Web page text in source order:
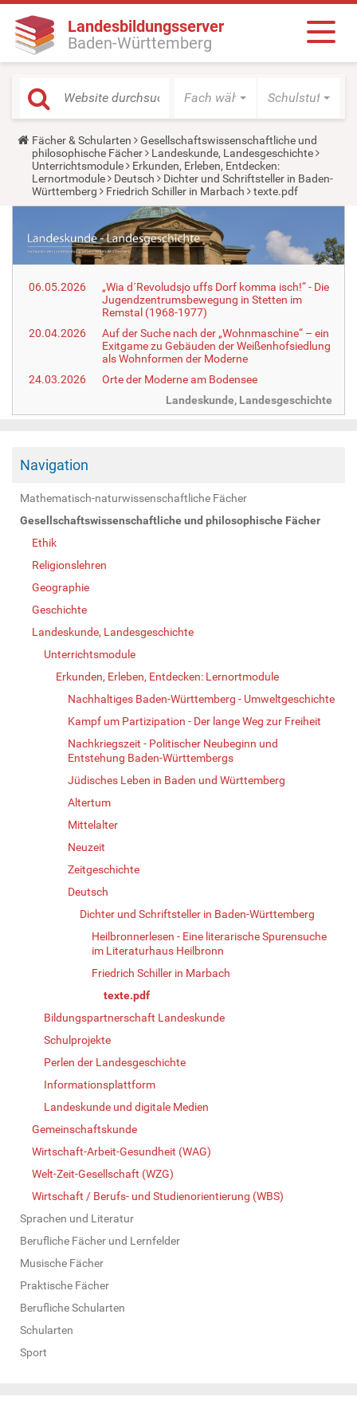
Landesbildungsserver
Baden-Württemberg
Fach wählen Schulstufe
Y
o
u
a
r
e
r
e
:
Fächer & Schularten
Gesellschaftswissenschaftliche und
philosophische Fächer
Landeskunde, Landesgeschichte
Unterrichtsmodule
Erkunden, Erleben, Entdecken:
Lernortmodule
Deutsch
Dichter und Schriftsteller in Baden-
Württemberg
Friedrich Schiller in Marbach texte.pdf
06.05.2026
„Wia d´Revoludsjo uffs Dorf komma isch!“ - Die
Jugendzentrumsbewegung in Stetten im
Remstal (1968-1977)
20.04.2026
Auf der Suche nach der „Wohnmaschine“ – ein
Exitgame zu Gebäuden der Weißenhofsiedlung
als Wohnformen der Moderne
24.03.2026
Orte der Moderne am Bodensee
Landeskunde, Landesgeschichte
Navigation
Mathematisch-naturwissenschaftliche Fächer
Gesellschaftswissenschaftliche und philosophische Fächer
Ethik
Religionslehren
Geographie
Geschichte
Landeskunde, Landesgeschichte
Unterrichtsmodule
Erkunden, Erleben, Entdecken: Lernortmodule
Nachhaltiges Baden-Württemberg - Umweltgeschichte
Kampf um Partizipation - Der lange Weg zur Freiheit
Nachkriegszeit - Politischer Neubeginn und
Entstehung Baden-Württembergs
Jüdisches Leben in Baden und Württemberg
Altertum
Mittelalter
Neuzeit
Zeitgeschichte
Deutsch
Dichter und Schriftsteller in Baden-Württemberg
Heilbronnerlesen - Eine literarische Spurensuche
im Literaturhaus Heilbronn
Friedrich Schiller in Marbach
texte.pdf
Bildungspartnerschaft Landeskunde
Schulprojekte
Perlen der Landesgeschichte
Informationsplattform
Landeskunde und digitale Medien
Gemeinschaftskunde
Wirtschaft-Arbeit-Gesundheit (WAG)
Welt-Zeit-Gesellschaft (WZG)
Wirtschaft / Berufs- und Studienorientierung (WBS)
Sprachen und Literatur
Berufliche Fächer und Lernfelder
Musische Fächer
Praktische Fächer
Berufliche Schularten
Schularten
Sport